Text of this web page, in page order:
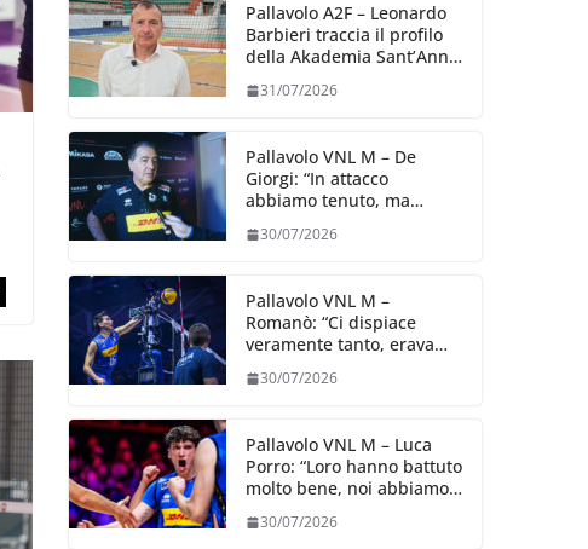
Pallavolo A2F – Leonardo
Barbieri traccia il profilo
della Akademia Sant’Anna
31/07/2026
Pallavolo VNL M – De
Giorgi: “In attacco
abbiamo tenuto, ma
dalla prestazione in
30/07/2026
Pallavolo VNL M –
Romanò: “Ci dispiace
veramente tanto, eravamo
impareremo”
30/07/2026
Pallavolo VNL M – Luca
Porro: “Loro hanno battuto
molto bene, noi abbiamo
spunto su cui lavorare e
30/07/2026